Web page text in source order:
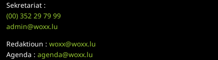
Sekretariat :
(00)352 29 79 99
admin@woxx.lu
Redaktioun :woxx@woxx.lu
Agenda :agenda@woxx.lu